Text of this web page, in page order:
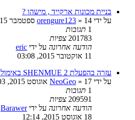
בניית מכונות ארקייד , מישהו ?
על ידי
orengure123 » 14 ספטמבר 2015, 15:30
1 תגובות
201783 צפיות
הודעה אחרונה על ידי eric
11 אוקטובר 2015, 03:08
עזרה בהפעלת SHENMUE 2 באימולטור
על ידי
NeoGeo » 17 אוגוסט 2015, 20:03
1 תגובות
209591 צפיות
הודעה אחרונה על ידיBarawer
18 אוגוסט 2015, 12:14